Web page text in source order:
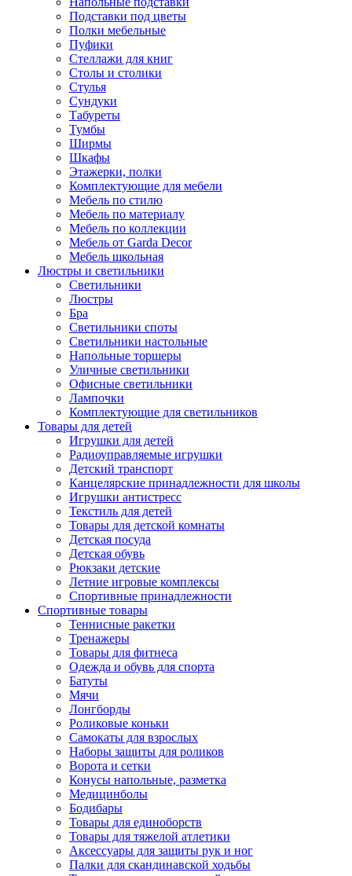
Подставки под цветы
Полки мебельные
Пуфики
Стеллажи для книг
Столы и столики
Стулья
Сундуки
Табуреты
Тумбы
Ширмы
Шкафы
Этажерки, полки
Комплектующие для мебели
Мебель по стилю
Мебель по материалу
Мебель по коллекции
Мебель от Garda Decor
Мебель школьная
Люстры и светильники
Светильники
Люстры
Бра
Светильники споты
Светильники настольные
Напольные торшеры
Уличные светильники
Офисные светильники
Лампочки
Комплектующие для светильников
Товары для детей
Игрушки для детей
Радиоуправляемые игрушки
Детский транспорт
Канцелярские принадлежности для школы
Игрушки антистресс
Текстиль для детей
Товары для детской комнаты
Детская посуда
Детская обувь
Рюкзаки детские
Летние игровые комплексы
Спортивные принадлежности
Спортивные товары
Теннисные ракетки
Тренажеры
Товары для фитнеса
Одежда и обувь для спорта
Батуты
Мячи
Лонгборды
Роликовые коньки
Самокаты для взрослых
Наборы защиты для роликов
Ворота и сетки
Конусы напольные, разметка
Медицинболы
Бодибары
Товары для единоборств
Товары для тяжелой атлетики
Аксессуары для защиты рук и ног
Палки для скандинавской ходьбы